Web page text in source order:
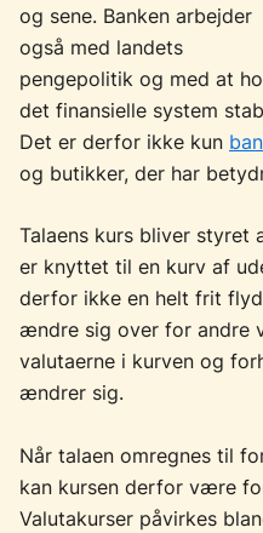
og sene. Banken arbejder
også med landets
pengepolitik og med at
det finansielle system
Det er derfor ikke kun
og butikker, der har
Talaens kurs bliver styret
er knyttet til en kurv af
derfor ikke en helt frit
ændre sig over for andre
valutaerne i kurven og
ændrer sig.
Når talaen omregnes til
kan kursen derfor være
Valutakurser påvirkes